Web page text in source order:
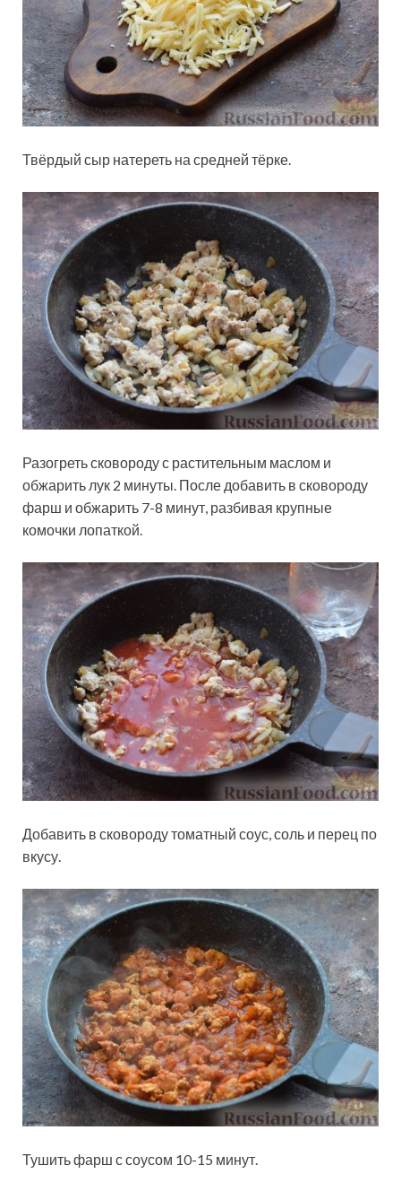
Твёрдый сыр натереть на средней тёрке.
Разогреть сковороду с растительным маслом и
обжарить лук 2 минуты. После добавить в сковороду
фарш и обжарить 7-8 минут, разбивая крупные
комочки лопаткой.
Добавить в сковороду томатный соус, соль и перец по
вкусу.
Тушить фарш с соусом 10-15 минут.